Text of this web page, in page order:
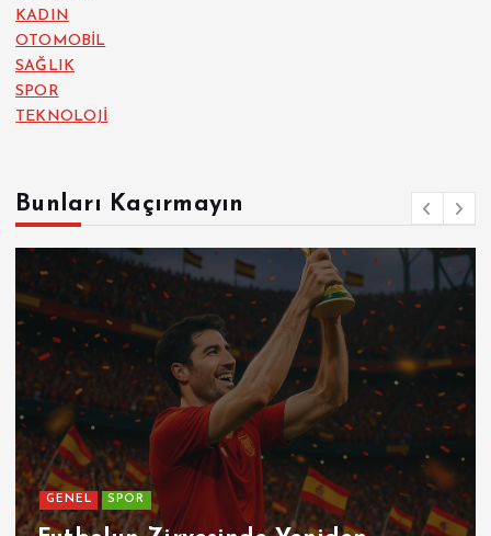
KADIN
OTOMOBİL
SAĞLIK
SPOR
TEKNOLOJİ
Bunları Kaçırmayın
GENEL